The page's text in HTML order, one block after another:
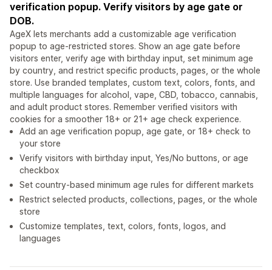
verification popup. Verify visitors by age gate or
DOB.
AgeX lets merchants add a customizable age verification
popup to age-restricted stores. Show an age gate before
visitors enter, verify age with birthday input, set minimum age
by country, and restrict specific products, pages, or the whole
store. Use branded templates, custom text, colors, fonts, and
multiple languages for alcohol, vape, CBD, tobacco, cannabis,
and adult product stores. Remember verified visitors with
cookies for a smoother 18+ or 21+ age check experience.
Add an age verification popup, age gate, or 18+ check to
your store
Verify visitors with birthday input, Yes/No buttons, or age
checkbox
Set country-based minimum age rules for different markets
Restrict selected products, collections, pages, or the whole
store
Customize templates, text, colors, fonts, logos, and
languages